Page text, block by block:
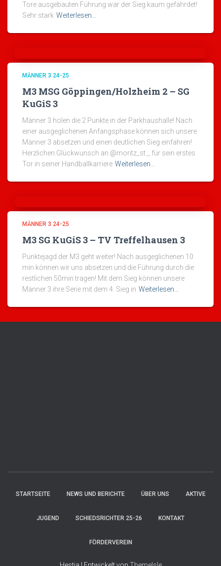
Tore ausgebauten Führung war der Sieg kaum gefährdet!
Sehr stark Weiterlesen…
MÄNNER 3 24-25
M3 MSG Göppingen/Holzheim 2 – SG
KuGiS 3
Männer 3 holen die 2 Punkte in der Parkhaushalle! Nach
einer ausgeglichenen Anfangsphase können sich unsere
Männer 3 absetzen und einen deutlichen Sieg einfahren!
Herzlichen Glückwunsch an @moritz_st._ für sein erstes
Tor in seiner Handballkarriere Weiterlesen…
MÄNNER 3 24-25
M3 SG KuGiS 3 – TV Treffelhausen 3
Punktejagd der M3 geht weiter! Nach ausgeglichenen 10
min können wir uns absetzen und die Führung durch die
restlichen 50min tragen! Mit dem Sieg können unsere
Männer 3 ihre Serie mit dem 4. Sieg in Weiterlesen…
STARTSEITE NEWS UND BERICHTE ÜBER UNS AKTIVE
JUGEND SCHIEDSRICHTER 25-26 KONTAKT
FÖRDERVEREIN